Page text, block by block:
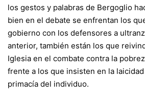
los gestos y palabras de Bergoglio
bien en el debate se enfrentan los
gobierno con los defensores a
anterior, también están los que
Iglesia en el combate contra la
frente a los que insisten en la
primacía del individuo.